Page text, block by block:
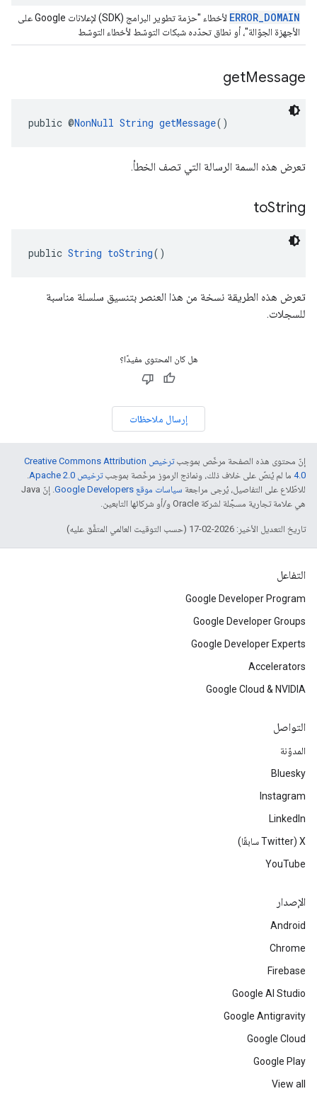
ERROR_DOMAIN
لأخطاء "حزمة تطوير البرامج (SDK) لإعلانات Google على
الأجهزة الجوّالة"، أو نطاق تحدّده شبكات التوسّط لأخطاء التوسّط
getMessage
public @NonNull String getMessage()
تعرض هذه السمة الرسالة التي تصف الخطأ.
toString
public String toString()
تعرض هذه الطريقة نسخة من هذا العنصر بتنسيق سلسلة مناسبة
للسجلات.
هل كان المحتوى مفيدًا؟
إرسال ملاحظات
إنّ محتوى هذه الصفحة مرخّص بموجب
ترخيص Creative Commons Attribution
4.0‏ ما لم يُنصّ على خلاف ذلك، ونماذج الرموز مرخّصة بموجبترخيص Apache 2.0‏
.
للاطّلاع على التفاصيل، يُرجى مراجعة سياسات موقع Google Developers‏
. إنّ Java
هي علامة تجارية مسجَّلة لشركة Oracle و/أو شركائها التابعين.
تاريخ التعديل الأخير: 2026-02-17 (حسب التوقيت العالمي المتفَّق عليه)
التفاعل
Google Developer Program
Google Developer Groups
Google Developer Experts
Accelerators
Google Cloud & NVIDIA
التواصل
المدوّنة
Bluesky
Instagram
LinkedIn
‫X ‏(Twitter سابقًا)
YouTube
الإصدار
Android
Chrome
Firebase
Google AI Studio
Google Antigravity
Google Cloud
Google Play
View all